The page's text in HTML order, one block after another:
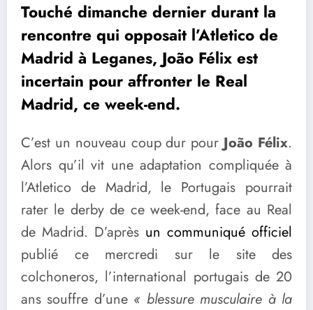
Touché dimanche dernier durant la
rencontre qui opposait l’Atletico de
Madrid à Leganes, João Félix est
incertain pour affronter le Real
Madrid, ce week-end.
C’est un nouveau coup dur pourJoão Félix.
Alors qu’il vit une adaptation compliquée à
l’Atletico de Madrid, le Portugais pourrait
rater le derby de ce week-end, face au Real
de Madrid. D’après un communiqué officiel
publié ce mercredi sur le site des
colchoneros, l’international portugais de 20
ans souffre d’une « blessure musculaire à la